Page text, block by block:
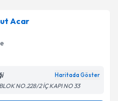
Acar
Haritada Göster
NO.228/2 İÇ KAPI NO 33